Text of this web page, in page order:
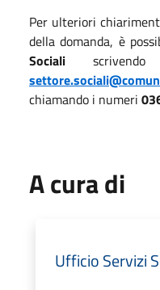
Per ulteriori
della domanda, è
Sociali
chiamando i numeri
A cura di
Ufficio Servizi